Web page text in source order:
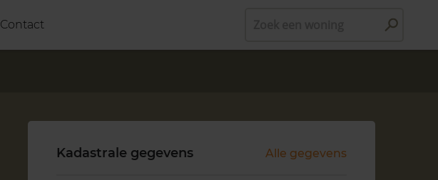
Contact
Kadastrale gegevens Alle gegevens